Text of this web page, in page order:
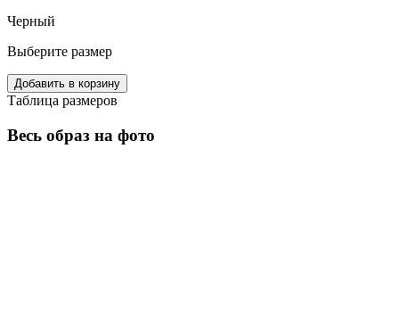
Черный
Выберите размер
Добавить в корзину
Таблица размеров
Весь образ на фото